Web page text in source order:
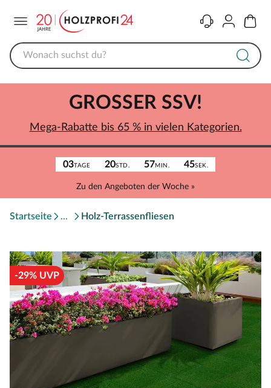
KontaktKonto
03TAGE 20STD. 57MIN. 45SEK.
Zu den Angeboten der Woche »
GROSSER SSV!
Mega-Rabatte bis 65 % in vielen Kategorien.
Startseite Holz-Terrassenfliesen
-29% UVP